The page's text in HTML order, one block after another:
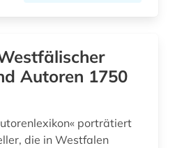
Autoren 1750
porträtiert
die in Westfalen